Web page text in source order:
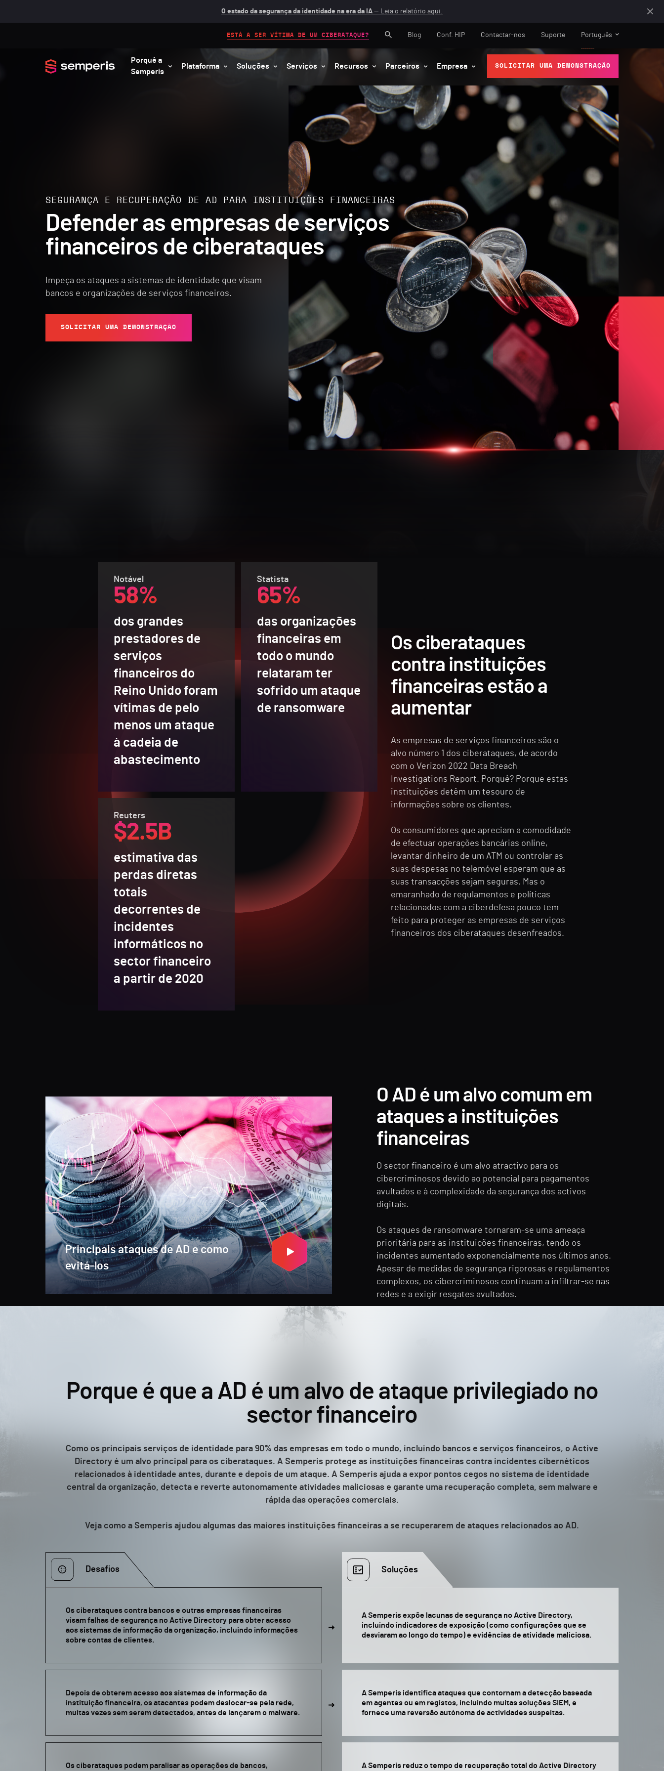
O estado da segurança da identidade na era da IA — Leia o relatório aqui.
Porquê a
Semperis
Plataforma Soluções Serviços Recursos Parceiros Empresa SOLICITAR UMA DEMONSTRAÇÃO
ESTÁ A SER VÍTIMA DE UM CIBERATAQUE? Blog Conf. HIP Contactar-nos Suporte Português
SEGURANÇA E RECUPERAÇÃO DE AD PARA INSTITUIÇÕES FINANCEIRAS
Defender as empresas de serviços
financeiros de ciberataques
Impeça os ataques a sistemas de identidade que visam
bancos e organizações de serviços financeiros.
SOLICITAR UMA DEMONSTRAÇÃO
Os ciberataques
contra instituições
financeiras estão a
aumentar
As empresas de serviços financeiros são o
alvo número 1 dos ciberataques, de acordo
com o Verizon 2022 Data Breach
Investigations Report. Porquê? Porque estas
instituições detêm um tesouro de
informações sobre os clientes.
Os consumidores que apreciam a comodidade
de efectuar operações bancárias online,
levantar dinheiro de um ATM ou controlar as
suas despesas no telemóvel esperam que as
suas transacções sejam seguras. Mas o
emaranhado de regulamentos e políticas
relacionados com a ciberdefesa pouco tem
feito para proteger as empresas de serviços
financeiros dos ciberataques desenfreados.
Notável
58%
dos grandes
prestadores de
serviços
financeiros do
Reino Unido foram
vítimas de pelo
menos um ataque
à cadeia de
abastecimento
Statista
65%
das organizações
financeiras em
todo o mundo
relataram ter
sofrido um ataque
de ransomware
Reuters
$2.5B
estimativa das
perdas diretas
totais
decorrentes de
incidentes
informáticos no
sector financeiro
a partir de 2020
Principais ataques de AD e como
evitá-los
O AD é um alvo comum em
ataques a instituições
financeiras
O sector financeiro é um alvo atractivo para os
cibercriminosos devido ao potencial para pagamentos
avultados e à complexidade da segurança dos activos
digitais.
Os ataques de ransomware tornaram-se uma ameaça
prioritária para as instituições financeiras, tendo os
incidentes aumentado exponencialmente nos últimos anos.
Apesar de medidas de segurança rigorosas e regulamentos
complexos, os cibercriminosos continuam a infiltrar-se nas
redes e a exigir resgates avultados.
Porque é que a AD é um alvo de ataque privilegiado no
sector financeiro
Como os principais serviços de identidade para 90% das empresas em todo o mundo, incluindo bancos e serviços financeiros, o Active
Directory é um alvo principal para os ciberataques. A Semperis protege as instituições financeiras contra incidentes cibernéticos
relacionados à identidade antes, durante e depois de um ataque. A Semperis ajuda a expor pontos cegos no sistema de identidade
central da organização, detecta e reverte autonomamente atividades maliciosas e garante uma recuperação completa, sem malware e
rápida das operações comerciais.
Veja como a Semperis ajudou algumas das maiores instituições financeiras a se recuperarem de ataques relacionados ao AD.
Desafios Soluções
Os ciberataques contra bancos e outras empresas financeiras
visam falhas de segurança no Active Directory para obter acesso
aos sistemas de informação da organização, incluindo informações
sobre contas de clientes.
A Semperis expõe lacunas de segurança no Active Directory,
incluindo indicadores de exposição (como configurações que se
desviaram ao longo do tempo) e evidências de atividade maliciosa.
Depois de obterem acesso aos sistemas de informação da
instituição financeira, os atacantes podem deslocar-se pela rede,
muitas vezes sem serem detectados, antes de lançarem o malware.
A Semperis identifica ataques que contornam a detecção baseada
em agentes ou em registos, incluindo muitas soluções SIEM, e
fornece uma reversão autónoma de actividades suspeitas.
Os ciberataques podem paralisar as operações de bancos, A Semperis reduz o tempo de recuperação total do Active Directory